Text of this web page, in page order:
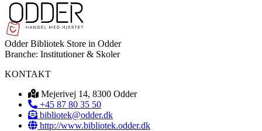
Odder Bibliotek Store in Odder
Branche: Institutioner & Skoler
KONTAKT
Mejerivej 14, 8300 Odder
+45 87 80 35 50
bibliotek@odder.dk
http://www.bibliotek.odder.dk